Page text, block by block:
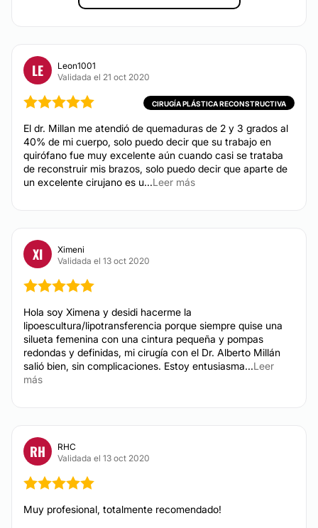
Financiación o facilidades de pago:
Toxina botulínica
Eliminación de cicatrices
Aumento de labios
Ácido hialurónico
Plasma Rico en Plaquetas
Blefaroplastia sin cirugía
Eliminación de verrugas
Eliminación de lunares
Carcinoma Basocelular
TRATAMIENTOS DE BELLEZA
Cavitación
LE
Leon1001
Validada el 21 oct 2020
CIRUGÍA PLÁSTICA RECONSTRUCTIVA
El dr. Millan me atendió de quemaduras de 2 y 3 grados al
40% de mi cuerpo, solo puedo decir que su trabajo en
quirófano fue muy excelente aún cuando casi se trataba
de reconstruir mis brazos, solo puedo decir que aparte de
un excelente cirujano es u...Leer más
XI
Ximeni
Validada el 13 oct 2020
Hola soy Ximena y desidi hacerme la
lipoescultura/lipotransferencia porque siempre quise una
silueta femenina con una cintura pequeña y pompas
redondas y definidas, mi cirugía con el Dr. Alberto Millán
salió bien, sin complicaciones. Estoy entusiasma...Leer
más
RH
RHC
Validada el 13 oct 2020
Muy profesional, totalmente recomendado!